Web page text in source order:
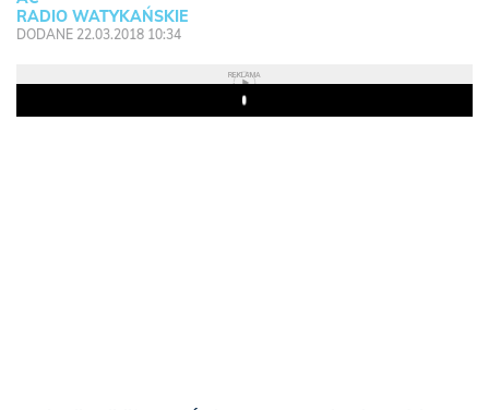
RADIO WATYKAŃSKIE
DODANE 22.03.2018 10:34
REKLAMA
Play